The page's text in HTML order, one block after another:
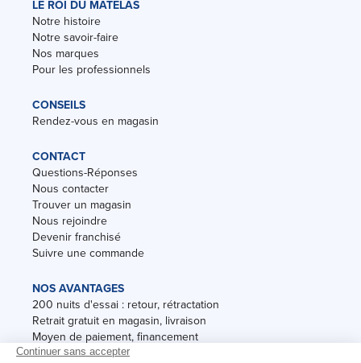
LE ROI DU MATELAS
Notre histoire
Notre savoir-faire
Nos marques
Pour les professionnels
CONSEILS
Rendez-vous en magasin
CONTACT
Questions-Réponses
Nous contacter
Trouver un magasin
Nous rejoindre
Devenir franchisé
Suivre une commande
NOS AVANTAGES
200 nuits d'essai : retour, rétractation
Retrait gratuit en magasin, livraison
Moyen de paiement, financement
Garantie